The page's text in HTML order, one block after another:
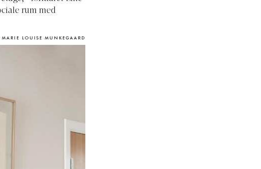
rum med
MARIE LOUISE MUNKEGAARD